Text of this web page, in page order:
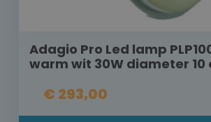
Adagio Pro Led lamp
warm wit 30W diameter 10
€ 293,00